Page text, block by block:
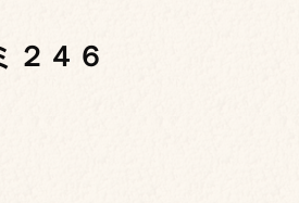
２４６